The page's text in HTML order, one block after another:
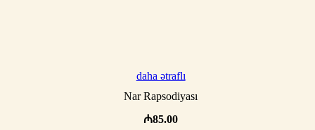
daha ətraflı
Nar Rapsodiyası
₼85.00